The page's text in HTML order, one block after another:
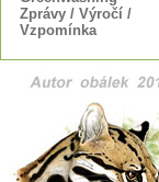
Zprávy / Výročí /
Vzpomínka